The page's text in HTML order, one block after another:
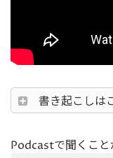
書き起こしは
Podcastで聞くこと